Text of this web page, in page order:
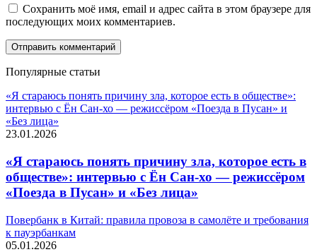
Сохранить моё имя, email и адрес сайта в этом браузере для
последующих моих комментариев.
Популярные статьи
«Я стараюсь понять причину зла, которое есть в обществе»:
интервью с Ён Сан-хо — режиссёром «Поезда в Пусан» и
«Без лица»
23.01.2026
«Я стараюсь понять причину зла, которое есть в
обществе»: интервью с Ён Сан-хо — режиссёром
«Поезда в Пусан» и «Без лица»
Повербанк в Китай: правила провоза в самолёте и требования
к пауэрбанкам
05.01.2026